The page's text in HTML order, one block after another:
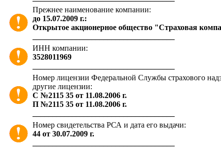
Прежнее наименование компании:
до 15.07.2009 г.:
Открытое акционерное общество "Страховая
ИНН компании:
3528011969
Номер лицензии Федеральной Службы страхового
другие лицензии:
С №2115 35 от 11.08.2006 г.
П №2115 35 от 11.08.2006 г.
Номер свидетельства РСА и дата его выдачи:
44 от 30.07.2009 г.